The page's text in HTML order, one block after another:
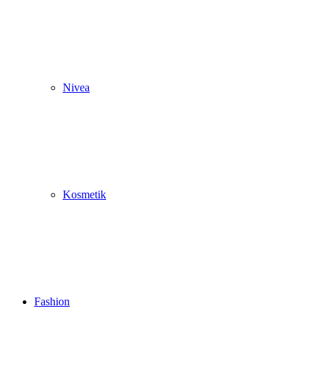
Nivea
Kosmetik
Fashion